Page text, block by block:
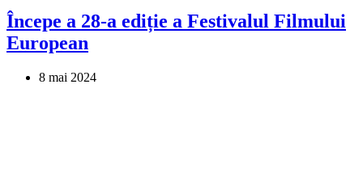
Începe a 28-a ediție a Festivalul Filmului
European
8 mai 2024